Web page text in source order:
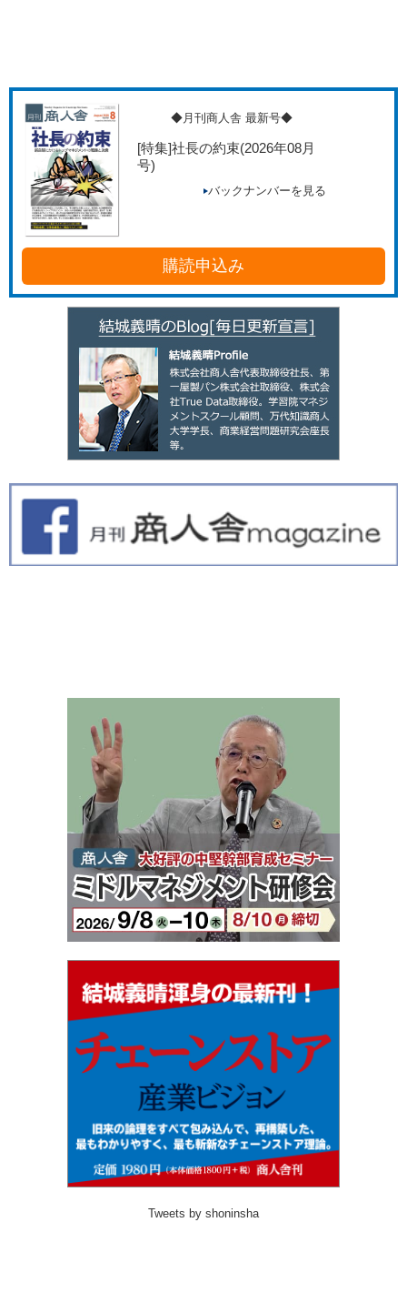
◆月刊商人舎 最新号◆
[特集]社長の約束(2026年08月
号)
バックナンバーを見る
購読申込み
Tweets by shoninsha